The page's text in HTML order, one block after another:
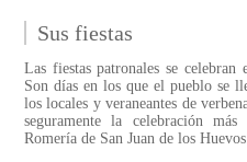
Sus fiestas
Las fiestas patronales se
Son días en los que el pueblo se
los locales y veraneantes de
seguramente la celebración
Romería de San Juan de los